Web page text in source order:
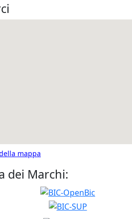
mappa
dei Marchi: